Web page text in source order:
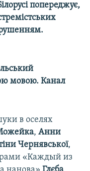
попереджує,
мовою. Канал
в оселях
, Анни
Чернявської,
«Каждый из